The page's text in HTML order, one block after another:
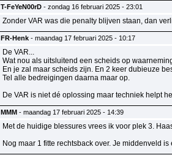
T-FeYeN00rD - zondag 16 februari 2025 - 23:01
Zonder VAR was die penalty blijven staan, dan
FR-Henk - maandag 17 februari 2025 - 10:17
De VAR...
Wat nou als uitsluitend een scheids op
En je zal maar scheids zijn. En 2 keer dubieuze
Tel alle bedreigingen daarna maar op.
De VAR is niet dé oplossing maar techniek helpt
MMM - maandag 17 februari 2025 - 14:39
Met de huidige blessures vrees ik voor plek 3.
Nog maar 1 fitte rechtsback over. Je middenveld